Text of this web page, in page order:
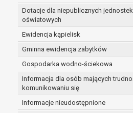
Dotacje dla niepublicznych jednostek
oświatowych
Ewidencja kąpielisk
Gminna ewidencja zabytków
Gospodarka wodno-ściekowa
Informacja dla osób mających
komunikowaniu się
Informacje nieudostępnione
W przypadku gdy
prawo do cofnięcia tej
Przysługuje Pani/Panu
Organem właściwym do
W zależności od sfery,
Pani/Pana dane nie